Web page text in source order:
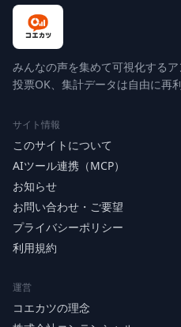
みんなの声を集めて可視化する
投票OK、集計データは自由に再
サイト情報
このサイトについて
AIツール連携（MCP）
お知らせ
お問い合わせ・ご要望
プライバシーポリシー
利用規約
運営
コエカツの理念